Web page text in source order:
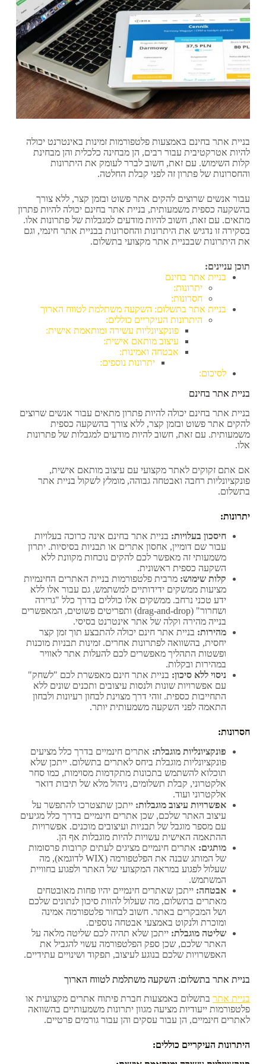
בניית אתר בחינם באמצעות פלטפורמות זמינות באינטרנט יכולה
להיות אטרקטיבית עבור רבים, הן מבחינה כלכלית והן מבחינת
קלות השימוש. עם זאת, חשוב לברר לעומק את היתרונות
והחסרונות של פתרון זה לפני קבלת החלטה.
עבור אנשים שרוצים להקים אתר פשוט ובזמן קצר, ללא צורך
בהשקעה כספית משמעותית, בניית אתר בחינם יכולה להיות פתרון
מתאים. עם זאת, חשוב להיות מודעים למגבלות של פתרונות אלו.
בסקירה זו נדגיש את היתרונות והחסרונות בבניית אתר חינמי, וגם
את היתרונות שבבניית אתר מקצועי בתשלום.
תוכן עניינים:
בניית אתר בחינם
יתרונות:
חסרונות:
בניית אתר בתשלום: השקעה משתלמת לטווח הארוך
היתרונות העיקריים כוללים:
פונקציונליות עשירה ומותאמת אישית:
עיצוב מותאם אישית:
אבטחה ואמינות:
יתרונות נוספים:
לסיכום:
בניית אתר בחינם
בניית אתר בחינם יכולה להיות פתרון מתאים עבור אנשים שרוצים
להקים אתר פשוט ובזמן קצר, ללא צורך בהשקעה כספית
משמעותית. עם זאת, חשוב להיות מודעים למגבלות של פתרונות
אלו.
אם אתם זקוקים לאתר מקצועי עם עיצוב מותאם אישית,
פונקציונליות רחבה ואבטחה גבוהה, מומלץ לשקול בניית אתר
בתשלום.
יתרונות:
חיסכון בעלויות: בניית אתר בחינם אינה כרוכה בעלויות
עבור שם דומיין, אחסון אתרים או תבניות בסיסיות. יתרון
משמעותי זה מאפשר לכם להקים נוכחות מקוונת ללא
השקעה כספית ראשונית.
קלות שימוש: מרבית פלטפורמות בניית האתרים החינמיות
מציעות ממשקים ידידותיים למשתמש, גם עבור אלו ללא
ידע טכני נרחב. ממשקים אלו כוללים בדרך כלל "גרירה
ושחרור" (drag-and-drop) ותפריטים פשוטים, המאפשרים
בנייה מהירה וקלה של אתר אינטרנט בסיסי.
מהירות: בניית אתר חינם יכולה להתבצע תוך זמן קצר
יחסית, בהשוואה לפתרונות אחרים. זמינות תבניות מוכנות
ופשטות התהליך מאפשרים לכם להעלות אתר לאוויר
במהירות ובקלות.
ניסוי ללא סיכון: בניית אתר חינם מאפשרת לכם "לשחק"
עם אפשרויות שונות ולנסות עיצובים ותכנים שונים ללא
התחייבות כספית. זוהי דרך מצוינת לבחון רעיונות ולבחון
התאמה לפני השקעה משמעותית יותר.
חסרונות:
פונקציונליות מוגבלת: אתרים חינמיים בדרך כלל מציעים
פונקציונליות מוגבלת ביחס לאתרים בתשלום. ייתכן שלא
תוכלוא להשתמש בתכונות מתקדמות מסוימות, כמו סחר
אלקטרוני, קבלת תשלומים, ניהול מלא של תיבות דואר
אלקטרוני ועוד.
אפשרויות עיצוב מוגבלות: ייתכן שתצטרכו להתפשר על
עיצוב האתר שלכם, שכן אתרים חינמיים בדרך כלל מגיעים
עם מספר מוגבל של תבניות ועיצובים מוכנים. אפשרויות
ההתאמה האישית עשויות להיות מוגבלות אף הן.
מותגים: אתרים חינמיים מציגים לעתים קרובות פרסומות
של המותג שבנה את הפלטפורמה (WIX לדוגמא), מה
שעלול לפגוע במראה המקצועי של האתר ולפגוע בחוויית
המשתמש.
אבטחה: ייתכן שאתרים חינמיים יהיו פחות מאובטחים
מאתרים בתשלום, מה שעלול להוות סיכון לנתונים שלכם
ושל המבקרים באתר. חשוב לבחור פלטפורמה אמינה
ומוכרת ולנקוט באמצעי אבטחה נוספים.
שליטה מוגבלת: ייתכן שלא תהיה לכם שליטה מלאה על
האתר שלכם, שכן ספק הפלטפורמה עשוי להגביל את
האפשרויות שלכם בנוגע לעיצוב, תפקוד ושינויים עתידיים.
בניית אתר בתשלום: השקעה משתלמת לטווח הארוך
בניית אתרבתשלום באמצעות חברת פיתוח אתרים מקצועית או
פלטפורמות ייעודיות מציעה מגוון יתרונות משמעותיים בהשוואה
לאתרים חינמיים, הן עבור עסקים והן עבור גורמים פרטיים.
היתרונות העיקריים כוללים: